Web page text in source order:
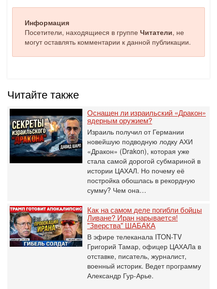
Информация
Посетители, находящиеся в группе Читатели, не
могут оставлять комментарии к данной публикации.
Читайте также
Оснащен ли израильский «Дракон»
ядерным оружием?
Израиль получил от Германии
новейшую подводную лодку АХИ
«Дракон» (Drakon), которая уже
стала самой дорогой субмариной в
истории ЦАХАЛ. Но почему её
постройка обошлась в рекордную
сумму? Чем она…
Как на самом деле погибли бойцы
Ливане? Иран нарывается!
"Зверства" ШАБАКА
В эфире телеканала ITON-TV
Григорий Тамар, офицер ЦАХАЛа в
отставке, писатель, журналист,
военный историк. Ведет программу
Александр Гур-Арье.